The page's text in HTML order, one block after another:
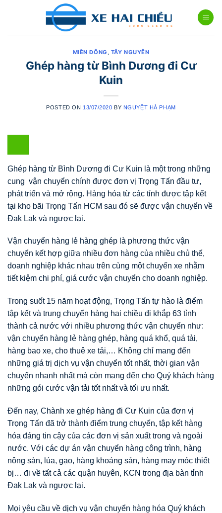
MIỀN ĐÔNG , TÂY NGUYÊN
Ghép hàng từ Bình Dương đi Cư
Kuin
POSTED ON 13/07/2020 BY NGUYỆT HÀ PHẠM
Ghép hàng từ Bình Dương đi Cư Kuin là một trong những
cung vận chuyển chính được đơn vị Trọng Tấn đầu tư,
phát triển và mở rộng. Hàng hóa từ các tỉnh được tập kết
tại kho bãi Trọng Tấn HCM sau đó sẽ được vận chuyển về
Đak Lak và ngược lại.
Vận chuyển hàng lẻ hàng ghép là phương thức vận
chuyển kết hợp giữa nhiều đơn hàng của nhiều chủ thể,
doanh nghiệp khác nhau trên cùng một chuyến xe nhằm
tiết kiệm chi phí, giá cước vận chuyển cho doanh nghiệp.
Trong suốt 15 năm hoạt động, Trọng Tấn tự hào là điểm
tập kết và trung chuyển hàng hai chiều đi khắp 63 tỉnh
thành cả nước với nhiều phương thức vận chuyển như:
vận chuyển hàng lẻ hàng ghép, hàng quá khổ, quá tải,
hàng bao xe, cho thuê xe tải,… Không chỉ mang đến
những giá trị dịch vụ vận chuyển tốt nhất, thời gian vận
chuyển nhanh nhất mà còn mang đến cho Quý khách hàng
những gói cước vận tải tốt nhất và tối ưu nhất.
Đến nay, Chành xe ghép hàng đi Cư Kuin của đơn vị
Trọng Tấn đã trở thành điểm trung chuyển, tập kết hàng
hóa đáng tin cậy của các đơn vị sản xuất trong và ngoài
nước. Với các dự án vận chuyển hàng công trình, hàng
nông sản, lúa, gạo, hàng khoáng sản, hàng may móc thiết
bị… đi về tất cả các quận huyên, KCN trong địa bàn tỉnh
Đak Lak và ngược lại.
Mọi yêu cầu về dịch vụ vận chuyển hàng hóa Quý khách